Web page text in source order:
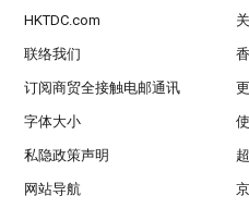
HKTDC.com
联络我们
订阅商贸全接触电邮通讯
字体大小
私隐政策声明
网站导航